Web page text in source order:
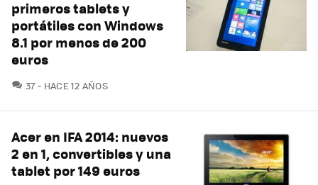
primeros tablets y
portátiles con Windows
8.1 por menos de 200
euros
37COMENTARIOS
HACE 12 AÑOS
Acer en IFA 2014: nuevos
2 en 1, convertibles y una
tablet por 149 euros